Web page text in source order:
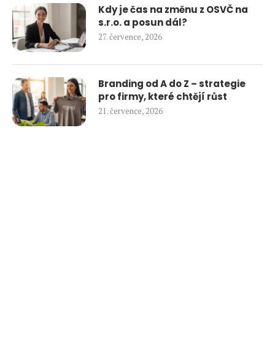
Kdy je čas na změnu z OSVČ na
s.r.o. a posun dál?
27. července, 2026
Branding od A do Z – strategie
pro firmy, které chtějí růst
21. července, 2026